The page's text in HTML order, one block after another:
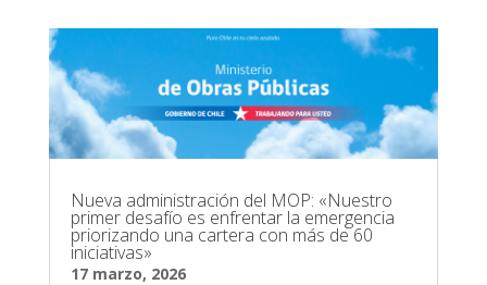
Nueva administración del MOP: «Nuestro
primer desafío es enfrentar la emergencia
priorizando una cartera con más de 60
iniciativas»
17 marzo, 2026